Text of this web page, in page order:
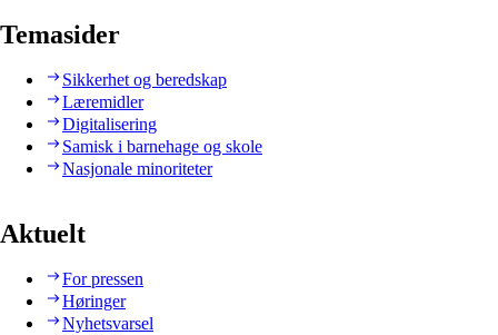
Temasider
Sikkerhet og beredskap
Læremidler
Digitalisering
Samisk i barnehage og skole
Nasjonale minoriteter
Aktuelt
For pressen
Høringer
Nyhetsvarsel